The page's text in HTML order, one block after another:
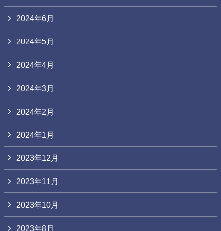
2024年6月
2024年5月
2024年4月
2024年3月
2024年2月
2024年1月
2023年12月
2023年11月
2023年10月
2023年8月